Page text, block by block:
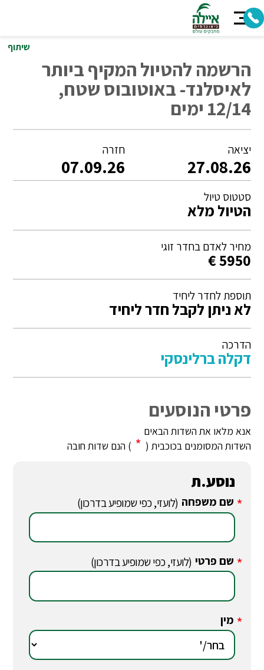
שיתוף
הרשמה להטיול המקיף ביותר
לאיסלנד- באוטובוס שטח,
12/14 ימים
יציאה
27.08.26
חזרה
07.09.26
סטטוס טיול
הטיול מלא
מחיר לאדם בחדר זוגי
5950 €
תוספת לחדר ליחיד
לא ניתן לקבל חדר ליחיד
הדרכה
דקלה ברלינסקי
פרטי הנוסעים
אנא מלאו את השדות הבאים
השדות המסומנים בכוכבית ( * ) הנם שדות חובה
נוסע.ת
* שם משפחה (לועזי, כפי שמופיע בדרכון)
* שם פרטי (לועזי, כפי שמופיע בדרכון)
* מין